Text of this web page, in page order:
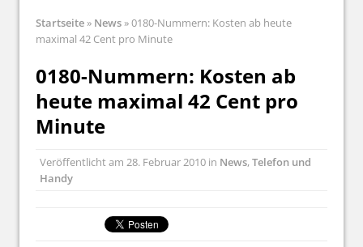
Startseite» News»0180-Nummern: Kosten ab heute
maximal 42 Cent pro Minute
0180-Nummern: Kosten ab
heute maximal 42 Cent pro
Minute
Veröffentlicht am 28. Februar 2010 in News,Telefon und
Handy